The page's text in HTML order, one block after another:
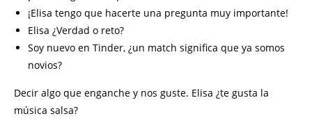
¡Elisa tengo que hacerte una pregunta muy importante!
Elisa ¿Verdad o reto?
Soy nuevo en Tinder, ¿un match significa que ya somos
novios?
Decir algo que enganche y nos guste. Elisa ¿te gusta la
música salsa?